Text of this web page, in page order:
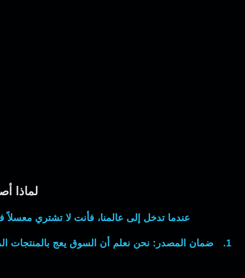
لماذا
عندما تدخل إلى عالمنا، فأنت لا تشتري
ضمان المصدر: نحن نعلم أن السوق يعج بالمنتجات